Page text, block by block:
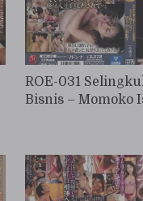
ROE-031
Bisnis – Momoko